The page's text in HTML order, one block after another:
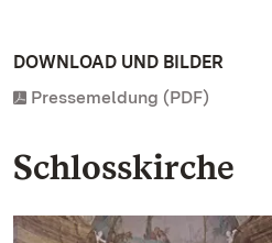
DOWNLOAD UND BILDER
Pressemeldung (PDF)
Schlosskirche